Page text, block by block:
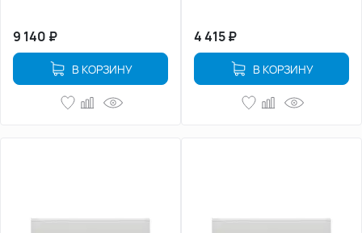
9 140 ₽
В КОРЗИНУ
4 415₽
В КОРЗИНУ